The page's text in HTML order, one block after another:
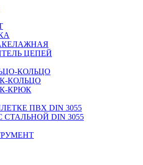
ЦЕПЕЙ
КОЛЬЦО
КОЛЬЦО
КРЮК
ПВХ DIN 3055
СТАЛЬНОЙ DIN 3055